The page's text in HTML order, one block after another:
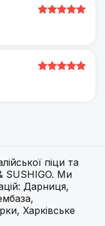
піци та
SUSHIGO. Ми
Дарниця,
Харківське